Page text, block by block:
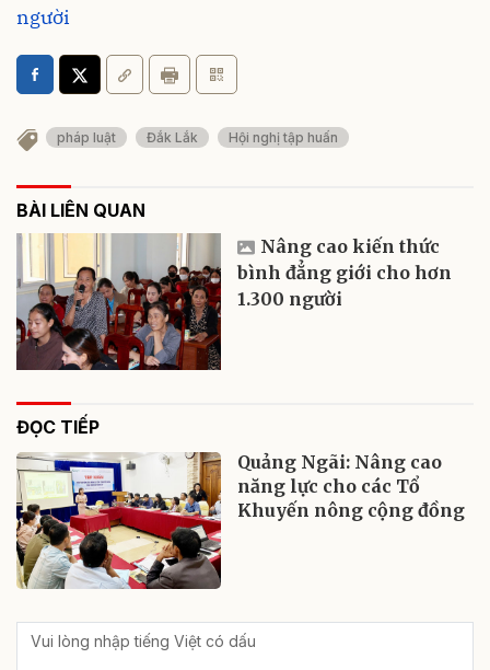
người
pháp luật Đắk Lắk Hội nghị tập huấn
BÀI LIÊN QUAN
Nâng cao kiến thức
bình đẳng giới cho hơn
1.300 người
ĐỌC TIẾP
Quảng Ngãi: Nâng cao
năng lực cho các Tổ
Khuyến nông cộng đồng